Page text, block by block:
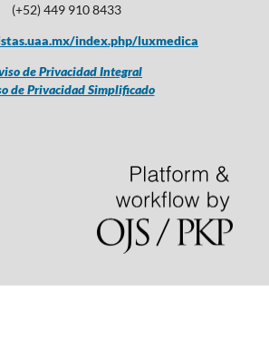
(+52) 449 910 8433
index.php/luxmedica
de Privacidad Integral
de Privacidad Simplificado